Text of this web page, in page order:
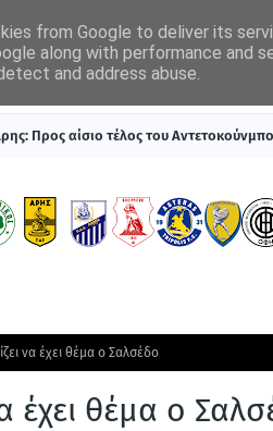
ΒΑΘΜΟΛΟΓΙΕΣ ΠΡΩΤΟΣΕΛΙΔΑ
Προς αίσιο τέλος του Αντετοκούνμπο
να έχει θέμα ο Σαλσέδο
έχει θέμα ο
from Google to deliver its
along with performance and
and address abuse.